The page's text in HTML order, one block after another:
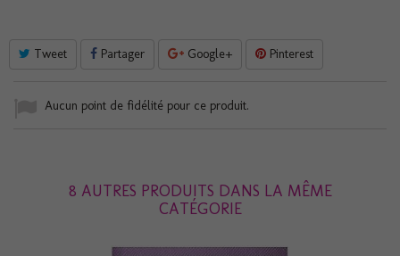
Tweet Partager Google+ Pinterest
Aucun point de fidélité pour ce produit.
8 AUTRES PRODUITS DANS LA MÊME
CATÉGORIE